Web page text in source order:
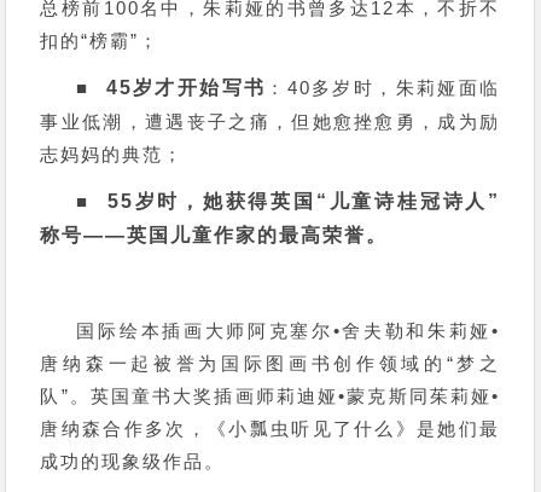
总榜前100名中，朱莉娅的书曾多达12本，不折不
扣的“榜霸”；
■ 45岁才开始写书 ：40多岁时，朱莉娅面临
事业低潮，遭遇丧子之痛，但她愈挫愈勇，成为励
志妈妈的典范；
■
55岁时，她获得英国“儿童诗桂冠诗人”
称号——英国儿童作家的最高荣誉。
国际绘本插画大师阿克塞尔•舍夫勒和朱莉娅•
唐纳森一起被誉为国际图画书创作领域的“梦之
队”。英国童书大奖插画师莉迪娅•蒙克斯同茱莉娅•
唐纳森合作多次，《小瓢虫听见了什么》是她们最
成功的现象级作品。